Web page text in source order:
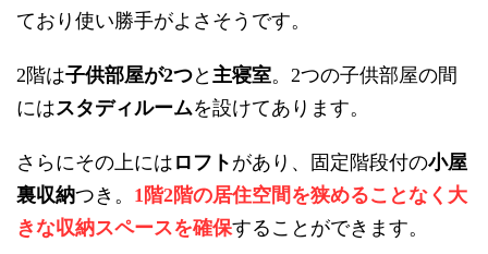
ており使い勝手がよさそうです。
2階は子供部屋が2つと 主寝室。 2つの子供部屋の間
にはスタディルームを設けてあります。
さらにその上にはロフトがあり、固定階段付の小屋
裏収納つき。 1 階2階の居住空間を狭めることなく大
きな収納スペースを確保することができます。